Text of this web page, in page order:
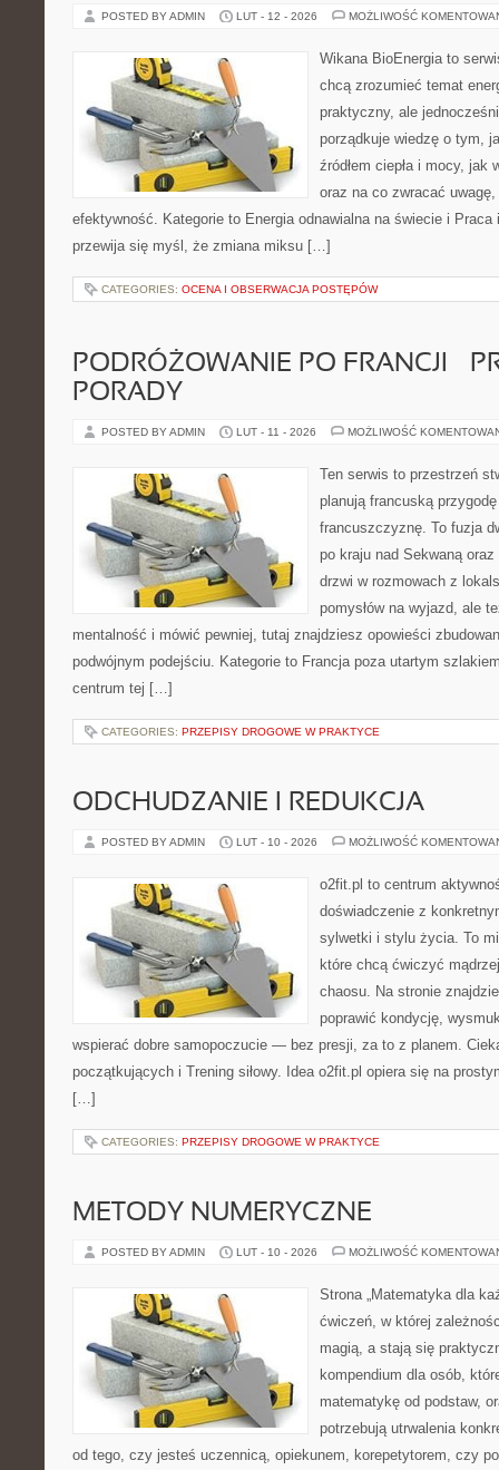
POSTED BY ADMIN LUT - 12 - 2026 MOŻLIWOŚĆ
Wikana BioEnergia to
chcą zrozumieć temat
praktyczny, ale
porządkuje wiedzę o tym,
źródłem ciepła i mocy,
oraz na co zwracać
efektywność. Kategorie to Energia odnawialna na świecie i
przewija się myśl, że zmiana miksu […]
CATEGORIES: OCENA I OBSERWACJA POSTĘPÓW
PODRÓŻOWANIE PO FRANCJI –
PORADY
POSTED BY ADMIN LUT - 11 - 2026 MOŻLIWOŚĆ
Ten serwis to przestrzeń
planują francuską
francuszczyznę. To fuzja
po kraju nad Sekwaną
drzwi w rozmowach z
pomysłów na wyjazd, ale
mentalność i mówić pewniej, tutaj znajdziesz opowieści
podwójnym podejściu. Kategorie to Francja poza utartym
centrum tej […]
CATEGORIES: PRZEPISY DROGOWE W PRAKTYCE
ODCHUDZANIE I REDUKCJA
POSTED BY ADMIN LUT - 10 - 2026 MOŻLIWOŚĆ
o2fit.pl to centrum
doświadczenie z
sylwetki i stylu życia. To
które chcą ćwiczyć
chaosu. Na stronie
poprawić kondycję,
wspierać dobre samopoczucie — bez presji, za to z planem.
początkujących i Trening siłowy. Idea o2fit.pl opiera się na
[…]
CATEGORIES: PRZEPISY DROGOWE W PRAKTYCE
METODY NUMERYCZNE
POSTED BY ADMIN LUT - 10 - 2026 MOŻLIWOŚĆ
Strona „Matematyka dla
ćwiczeń, w której
magią, a stają się
kompendium dla osób,
matematykę od podstaw,
potrzebują utrwalenia
od tego, czy jesteś uczennicą, opiekunem, korepetytorem, czy